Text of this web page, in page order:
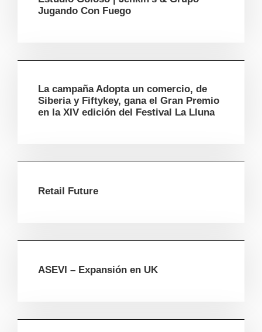
Jugando Con Fuego
La campaña Adopta un comercio, de
Siberia y Fiftykey, gana el Gran Premio
en la XIV edición del Festival La Lluna
Retail Future
ASEVI – Expansión en UK